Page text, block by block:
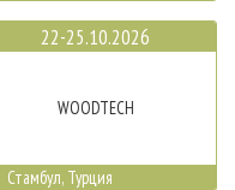
22-25.10.2026
WOODTECH
Стамбул, Турция